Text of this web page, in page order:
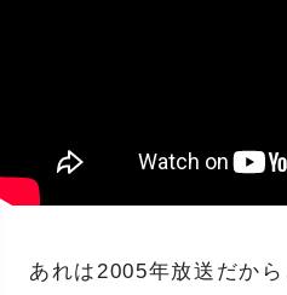
あれは2005年放送だか